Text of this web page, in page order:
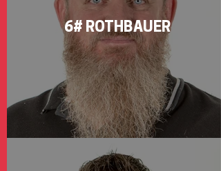
6# ROTHBAUER